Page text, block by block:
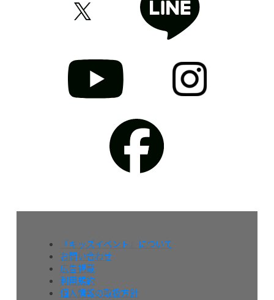
『キッズイベント』について
お問い合わせ
広告掲載
利用規約
個人情報の取扱方針